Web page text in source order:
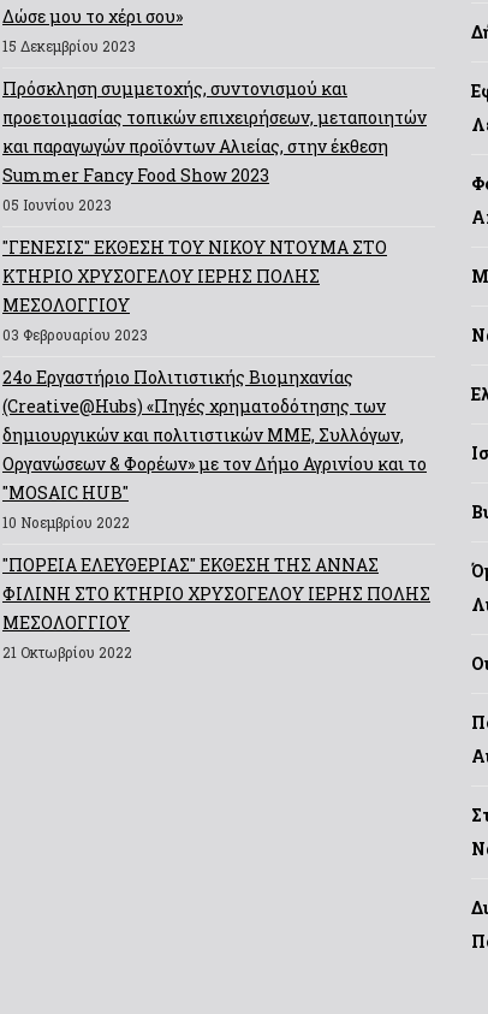
Δώσε μου το χέρι σου»
15 Δεκεμβρίου 2023
Πρόσκληση συμμετοχής, συντονισμού και
προετοιμασίας τοπικών επιχειρήσεων, μεταποιητών
και παραγωγών προϊόντων Αλιείας, στην έκθεση
Summer Fancy Food Show 2023
05 Ιουνίου 2023
"ΓΕΝΕΣΙΣ" ΕΚΘΕΣΗ ΤΟΥ ΝΙΚΟΥ ΝΤΟΥΜΑ ΣΤΟ
ΚΤΗΡΙΟ ΧΡΥΣΟΓΕΛΟΥ ΙΕΡΗΣ ΠΟΛΗΣ
ΜΕΣΟΛΟΓΓΙΟΥ
03 Φεβρουαρίου 2023
24ο Εργαστήριο Πολιτιστικής Βιομηχανίας
(Creative@Hubs) «Πηγές χρηματοδότησης των
δημιουργικών και πολιτιστικών ΜΜΕ, Συλλόγων,
Οργανώσεων & Φορέων» με τον Δήμο Αγρινίου και το
"MOSAIC HUB"
10 Νοεμβρίου 2022
"ΠΟΡΕΙΑ ΕΛΕΥΘΕΡΙΑΣ" ΕΚΘΕΣΗ ΤΗΣ ΑΝΝΑΣ
ΦΙΛΙΝΗ ΣΤΟ ΚΤΗΡΙΟ ΧΡΥΣΟΓΕΛΟΥ ΙΕΡΗΣ ΠΟΛΗΣ
ΜΕΣΟΛΟΓΓΙΟΥ
21 Οκτωβρίου 2022